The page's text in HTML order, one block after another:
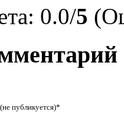
0.0/5
(не публикуется)*